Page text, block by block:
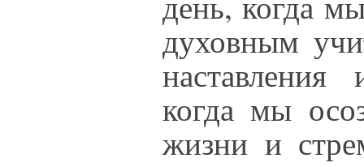
духовным
когда мы
жизни и